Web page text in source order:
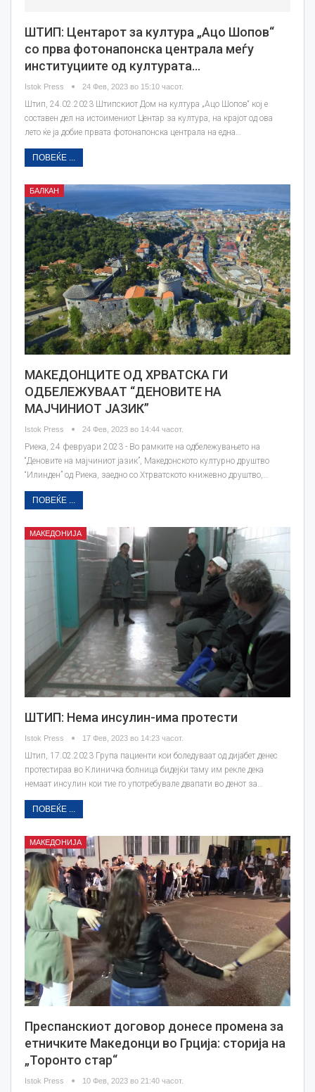
ШТИП: Центарот за култура „Ацо Шопов“
со прва фотонапонска централа меѓу
институциите од културата…
Istok Press 24 Фев, 2023 во 15:10 часот.
Штип, 24.02.2023 Штипскиот Дом на култура „Ацо Шопов“ кој е
составен дел на истоимениот Центар за култура, на крајот од ова
лето ќе ја добие првата фотонапонска централа на една…
ПОВЕЌЕ ...
БАЛКАН
МАКЕДОНЦИТЕ ОД ХРВАТСКА ГИ
ОДБЕЛЕЖУВААТ “ДЕНОВИТЕ НА
МАЈЧИНИОТ ЈАЗИК”
Istok Press 24 Фев, 2023 во 14:44 часот.
Риека, 24 февруари 2023 - Во рамките на одбележувањето на
“Деновите на мајчиниот јазик”, Македонското културно друштво
“Илинден” од Риека, заедно со Хтрватското книжевно друштво,…
ПОВЕЌЕ ...
МАКЕДОНИЈА
ШТИП: Нема инсулин-има протести
Istok Press 17 Фев, 2023 во 14:23 часот.
Штип, 17.02.2023 Група пациенти кои боледуваат од дијабет денес
протестираа во Клиничка болница бидејќи таму им рекле дека
немаат инсулин кои тие го употребувале двапати во денот за…
ПОВЕЌЕ ...
МАКЕДОНИЈА
Преспанскиот договор донесе промена за
етничките Македонци во Грција: сторија на
„Торонто стар“
Istok Press 10 Фев, 2023 во 21:40 часот.